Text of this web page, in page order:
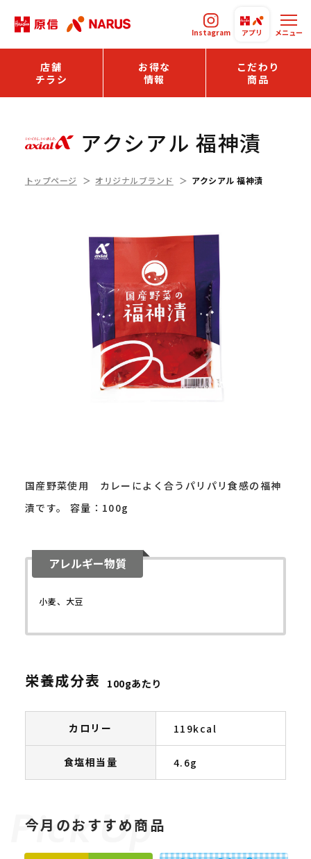
Instagram アプリ メニュー
店舗
チラシ
お得な
情報
こだわり
商品
アクシアル 福神漬
トップページ オリジナルブランド アクシアル 福神漬
国産野菜使用 カレーによく合うパリパリ食感の福神
漬です。 容量：100g
アレルギー物質
小麦、大豆
栄養成分表 100gあたり
カロリー 119kcal
食塩相当量 4.6g
今月のおすすめ商品